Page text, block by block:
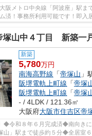
阪メトロ中央線「阿波座」駅ま
済！事務所利用可能です！即入
塚山中４丁目 新築一
新築
5,780万円
南海高野線 「帝塚山 」
阪堺電軌上町線 「帝塚
阪堺電軌上町線 「帝塚
- / 4LDK / 121.36㎡
大阪府大阪市住吉区帝
◆令和８年６月完成済◆南向き
」駅まで徒歩約５分◆全居室